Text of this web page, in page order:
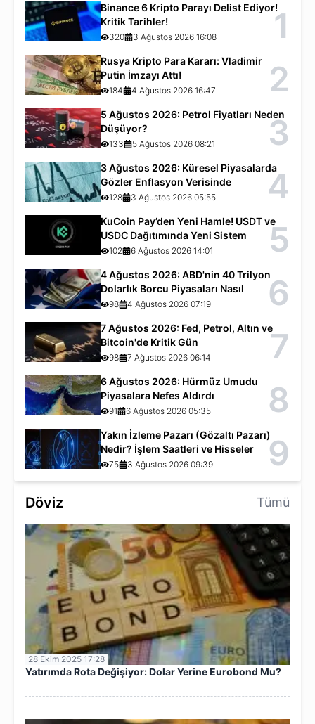
Döviz Tümü
28 Ekim 2025 17:28
Yatırımda Rota Değişiyor: Dolar Yerine Eurobond Mu?
Binance 6 Kripto Parayı Delist Ediyor!
Kritik Tarihler!
320 3 Ağustos 2026 16:08 1
Rusya Kripto Para Kararı: Vladimir
Putin İmzayı Attı!
184 4 Ağustos 2026 16:47 2
5 Ağustos 2026: Petrol Fiyatları Neden
Düşüyor?
133 5 Ağustos 2026 08:21 3
3 Ağustos 2026: Küresel Piyasalarda
Gözler Enflasyon Verisinde
128 3 Ağustos 2026 05:55 4
KuCoin Pay’den Yeni Hamle! USDT ve
USDC Dağıtımında Yeni Sistem
102 6 Ağustos 2026 14:01 5
4 Ağustos 2026: ABD'nin 40 Trilyon
Dolarlık Borcu Piyasaları Nasıl
Etkiliyor?
98 4 Ağustos 2026 07:19 6
7 Ağustos 2026: Fed, Petrol, Altın ve
Bitcoin'de Kritik Gün
98 7 Ağustos 2026 06:14 7
6 Ağustos 2026: Hürmüz Umudu
Piyasalara Nefes Aldırdı
91 6 Ağustos 2026 05:35 8
Yakın İzleme Pazarı (Gözaltı Pazarı)
Nedir? İşlem Saatleri ve Hisseler
75 3 Ağustos 2026 09:39 9